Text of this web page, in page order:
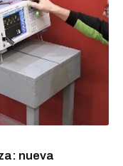
nueva